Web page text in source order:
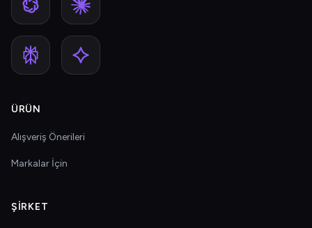
ÜRÜN
Alışveriş Önerileri
Markalar İçin
ŞIRKET